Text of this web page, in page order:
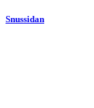
Snussidan